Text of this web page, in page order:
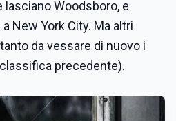
Woodsboro, e
New York City. Ma altri
da vessare di nuovo i
classifica precedente).